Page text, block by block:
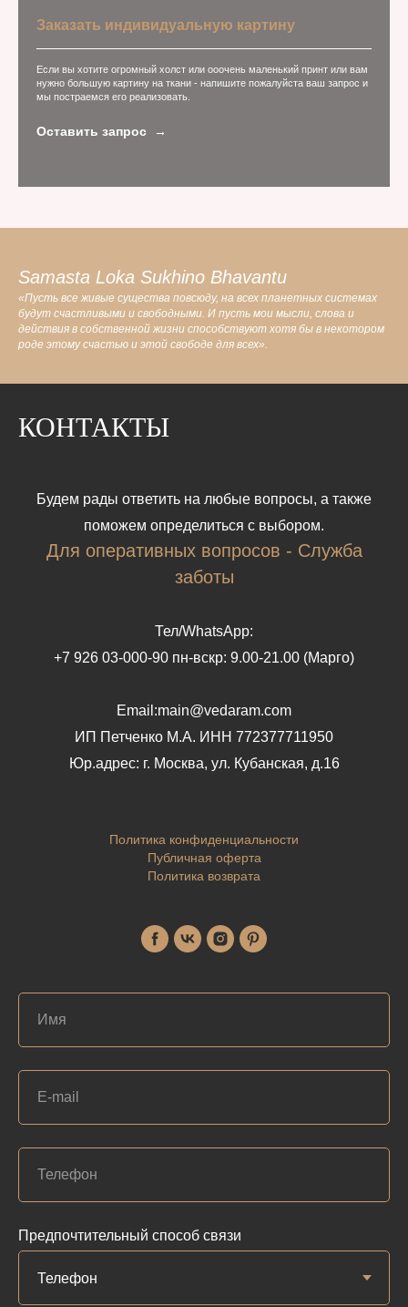
Заказать индивидуальную картину
Если вы хотите огромный холст или ооочень маленький принт или вам
нужно большую картину на ткани - напишите пожалуйста ваш запрос и
мы постраемся его реализовать.
Оставить запрос
Samasta Loka Sukhino Bhavantu
«Пусть все живые существа повсюду, на всех планетных системах
будут счастливыми и свободными. И пусть мои мысли, слова и
действия в собственной жизни способствуют хотя бы в некотором
роде этому счастью и этой свободе для всех».
КОНТАКТЫ
Будем рады ответить на любые вопросы, а также
поможем определиться с выбором.
Для оперативных вопросов - Служба
заботы
Тел/WhatsApp:
+7 926 03-000-90 пн-вскр: 9.00-21.00 (Марго)
Email:main@vedaram.com
ИП Петченко М.А. ИНН 772377711950
Юр.адрес: г. Москва, ул. Кубанская, д.16
Политика конфиденциальности
Публичная оферта
Политика возврата
Предпочтительный способ связи